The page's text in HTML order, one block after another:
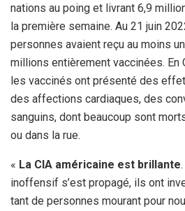
nations au poing et livrant 6,9
la première semaine. Au 21 juin
personnes avaient reçu au moins
millions entièrement vaccinées. En
les vaccinés ont présenté des
des affections cardiaques, des
sanguins, dont beaucoup sont
ou dans la rue.
« La CIA américaine est brillante
inoffensif s’est propagé, ils ont
tant de personnes mourant pour